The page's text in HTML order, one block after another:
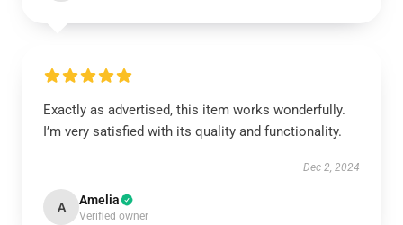
Exactly as advertised, this item works wonderfully.
I’m very satisfied with its quality and functionality.
Dec 2, 2024
A Amelia
Verified owner